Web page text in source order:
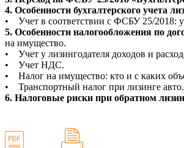
4. Особенности бухгалтерского учета
• Учет в соответствии с ФСБУ 25/2018:
5. Особенности налогообложения по
на имущество.
• Учет у лизингодателя доходов и
• Учет НДС.
• Налог на имущество: кто и с каких
• Транспортный налог при лизинге авто.
6. Налоговые риски при обратном